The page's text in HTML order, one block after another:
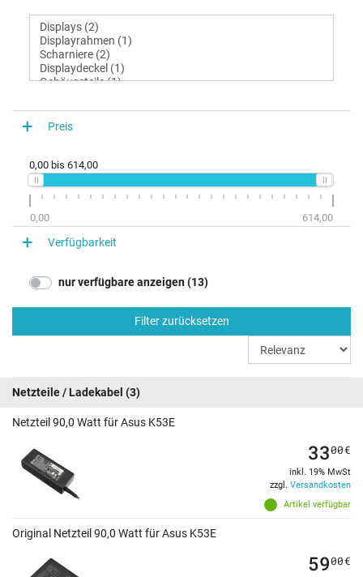
Preis
0,00 bis 614,00
0,00 614,00
Verfügbarkeit
nur verfügbare anzeigen (13)
Filter zurücksetzen
Netzteile / Ladekabel (3)
Netzteil 90,0 Watt für Asus K53E
Artikel verfügbar
3300€
inkl. 19% MwSt
zzgl. Versandkosten
Original Netzteil 90,0 Watt für Asus K53E
5900€